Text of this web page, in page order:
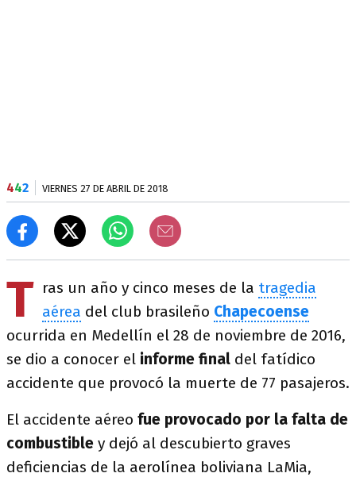
442 VIERNES 27 DE ABRIL DE 2018
T ras un año y cinco meses de la tragedia
aérea del club brasileño Chapecoense
ocurrida en Medellín el 28 de noviembre de 2016,
se dio a conocer el informe final del fatídico
accidente que provocó la muerte de 77 pasajeros.
El accidente aéreo fue provocado por la falta de
combustible y dejó al descubierto graves
deficiencias de la aerolínea boliviana LaMia,